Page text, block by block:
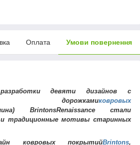
Оплата Умови повернення
девяти дизайнов с
дорожкамиковровых
BrintonsRenaissance стали
и традиционные мотивы старинных
ковровых покрытийBrintons,